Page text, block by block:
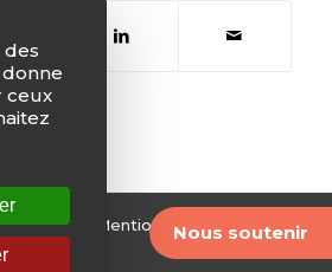
Nous soutenir
du site Mentions légales-
des
ceux